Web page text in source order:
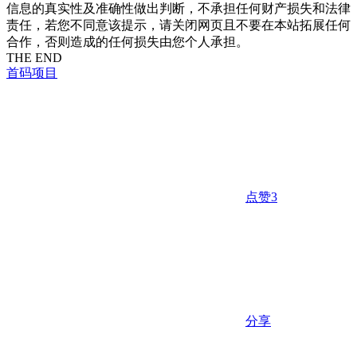
信息的真实性及准确性做出判断，不承担任何财产损失和法律
责任，若您不同意该提示，请关闭网页且不要在本站拓展任何
合作，否则造成的任何损失由您个人承担。
THE END
首码项目
点赞3
分享